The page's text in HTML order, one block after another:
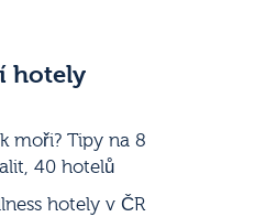
hotely
moři? Tipy na 8
40 hotelů
hotely v ČR